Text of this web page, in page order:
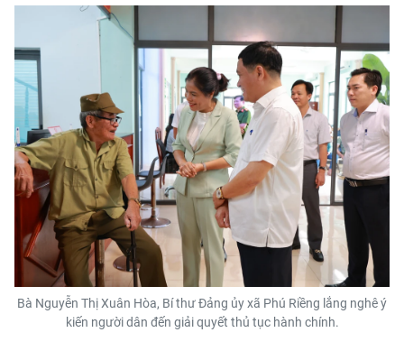
Bà Nguyễn Thị Xuân Hòa, Bí thư Đảng ủy xã Phú Riềng lắng nghê ý
kiến người dân đến giải quyết thủ tục hành chính.